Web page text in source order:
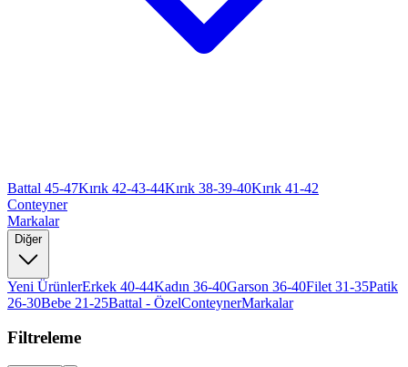
Battal 45-47Kırık 42-43-44Kırık 38-39-40Kırık 41-42
Conteyner
Markalar
Diğer
Yeni ÜrünlerErkek 40-44Kadın 36-40Garson 36-40Filet 31-35Patik
26-30Bebe 21-25Battal - ÖzelConteynerMarkalar
Filtreleme